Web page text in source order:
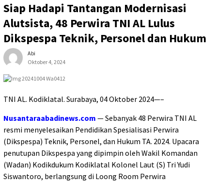
Siap Hadapi Tantangan Modernisasi
Alutsista, 48 Perwira TNI AL Lulus
Dikspespa Teknik, Personel dan Hukum
Abi
Oktober 4, 2024
TNI AL. Kodiklatal. Surabaya, 04 Oktober 2024—–
Nusantaraabadinews.com — Sebanyak 48 Perwira TNI AL
resmi menyelesaikan Pendidikan Spesialisasi Perwira
(Dikspespa) Teknik, Personel, dan Hukum TA. 2024. Upacara
penutupan Dikspespa yang dipimpin oleh Wakil Komandan
(Wadan) Kodikdukum Kodiklatal Kolonel Laut (S) Tri Yudi
Siswantoro, berlangsung di Loong Room Perwira